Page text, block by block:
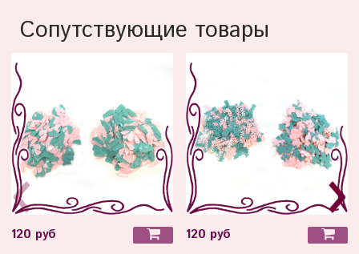
Сопутствующие товары
120 руб 120 руб